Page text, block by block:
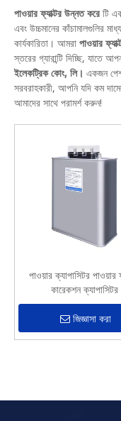
পাওয়ার ফ্যাক্টর উন্নত করে টি
এবং উচ্চমানের কাঁচামালগুলির
কার্যকারিতা। আমরা পাওয়ার
স্তরের গ্যারান্টি দিচ্ছি, যাতে
ইলেকট্রিক কোং, লি। একজন
সরবরাহকারী, আপনি যদি কম
আমাদের সাথে পরামর্শ করুন!
পাওয়ার ক্যাপাসিটর পাওয়ার
কারেকশন ক্যাপাসিটর
জিজ্ঞাসা করা